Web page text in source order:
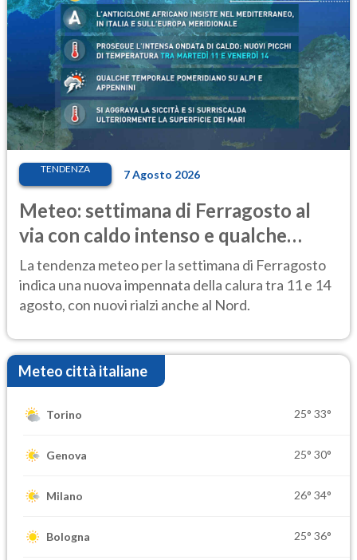
TENDENZA 7 Agosto 2026
Meteo: settimana di Ferragosto al
via con caldo intenso e qualche
temporale
La tendenza meteo per la settimana di Ferragosto
indica una nuova impennata della calura tra 11 e 14
agosto, con nuovi rialzi anche al Nord.
Meteo città italiane
Torino 25° 33°
Genova 25° 30°
Milano 26° 34°
Bologna 25° 36°